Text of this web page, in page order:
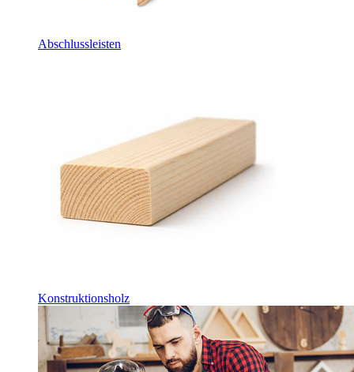
Abschlussleisten
Konstruktionsholz